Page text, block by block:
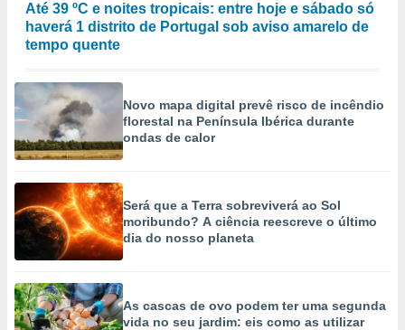
Até 39 ºC e noites tropicais: entre hoje e sábado só
haverá 1 distrito de Portugal sob aviso amarelo de
tempo quente
Novo mapa digital prevê risco de incêndio
florestal na Península Ibérica durante
ondas de calor
Será que a Terra sobreviverá ao Sol
moribundo? A ciência reescreve o último
dia do nosso planeta
As cascas de ovo podem ter uma segunda
vida no seu jardim: eis como as utilizar